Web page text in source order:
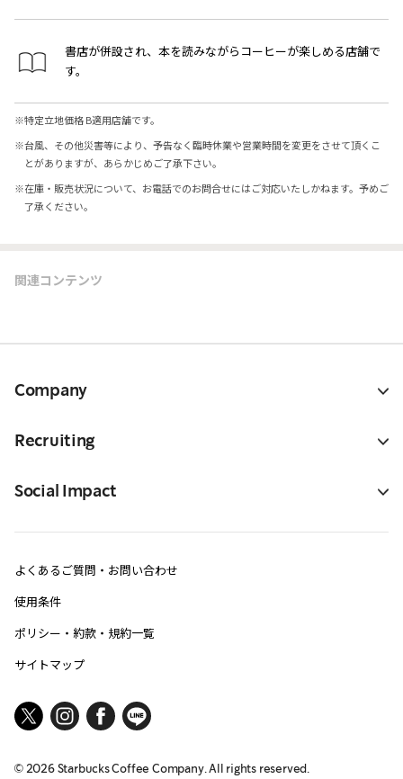
書店が併設され、本を読みながらコーヒーが楽しめる店舗で
す。
※特定立地価格 B適用店舗です。
※台風、その他災害等により、予告なく臨時休業や営業時間を変更をさせて頂くこ
とがありますが、あらかじめご了承下さい。
※在庫・販売状況について、お電話でのお問合せにはご対応いたしかねます。予めご
了承ください。
関連コンテンツ
Company
Recruiting
Social Impact
よくあるご質問・お問い合わせ
使用条件
ポリシー・約款・規約一覧
サイトマップ
© 2026Starbucks Coffee Company. All rights reserved.